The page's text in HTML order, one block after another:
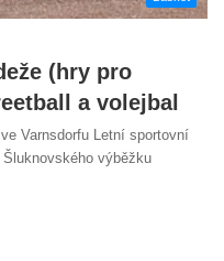
(hry pro
a volejbal
Varnsdorfu Letní sportovní
výběžku